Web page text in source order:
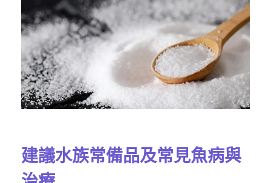
水族悠遊
建議水族常備品及常見魚病與